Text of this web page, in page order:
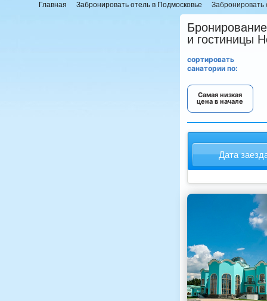
Главная Забронировать отель в Подмосковье Забронировать
и гостиницы
сортировать
санатории по:
Самая низкая
цена в начале
Дата